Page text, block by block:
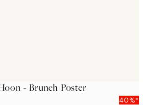
- Brunch Poster
40%*